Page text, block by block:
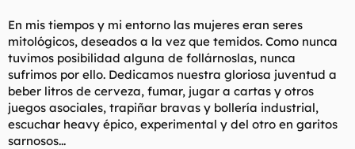
En mis tiempos y mi entorno las mujeres eran seres
mitológicos, deseados a la vez que temidos. Como nunca
tuvimos posibilidad alguna de follárnoslas, nunca
sufrimos por ello. Dedicamos nuestra gloriosa juventud a
beber litros de cerveza, fumar, jugar a cartas y otros
juegos asociales, trapiñar bravas y bollería industrial,
escuchar heavy épico, experimental y del otro en garitos
sarnosos...